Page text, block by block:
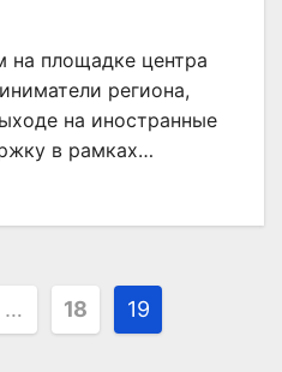
на площадке центра
региона,
на иностранные
в рамках…
… 18 19